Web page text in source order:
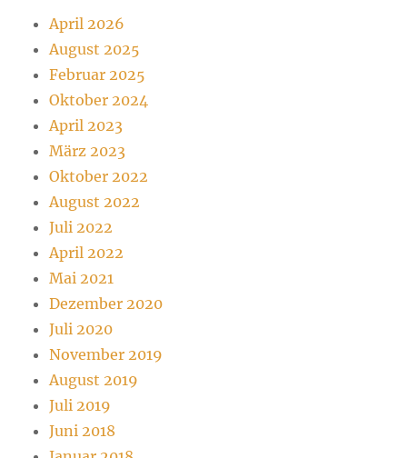
April 2026
August 2025
Februar 2025
Oktober 2024
April 2023
März 2023
Oktober 2022
August 2022
Juli 2022
April 2022
Mai 2021
Dezember 2020
Juli 2020
November 2019
August 2019
Juli 2019
Juni 2018